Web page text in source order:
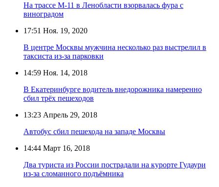
На трассе М-11 в Ленобласти взорвалась фура с
виноградом
17:51 Ноя. 19, 2020
В центре Москвы мужчина несколько раз выстрелил в
таксиста из-за парковки
14:59 Ноя. 14, 2018
В Екатеринбурге водитель внедорожника намеренно
сбил трёх пешеходов
13:23 Апрель 29, 2018
Автобус сбил пешехода на западе Москвы
14:44 Март 16, 2018
Два туриста из России пострадали на курорте Гудаури
из-за сломанного подъёмника